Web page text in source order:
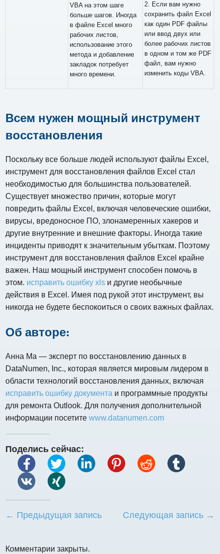
VBA на этом шаге
больше шагов. Иногда
в файле Excel много
рабочих листов,
использование этого
метода и добавление
закладок потребует
много времени.
2. Если вам нужно
сохранить файл Excel
как один PDF файлы
или ввод двух или
более рабочих листов
в одном и том же PDF
файл, вам нужно
изменить коды VBA.
Всем нужен мощный инструмент
восстановления
Поскольку все больше людей используют файлы Excel,
инструмент для восстановления файлов Excel стал
необходимостью для большинства пользователей.
Существует множество причин, которые могут
повредить файлы Excel, включая человеческие ошибки,
вирусы, вредоносное ПО, злонамеренных хакеров и
другие внутренние и внешние факторы. Иногда такие
инциденты приводят к значительным убыткам. Поэтому
инструмент для восстановления файлов Excel крайне
важен. Наш мощный инструмент способен помочь в
этом. исправить ошибку xls и другие необычные
действия в Excel. Имея под рукой этот инструмент, вы
никогда не будете беспокоиться о своих важных файлах.
Об авторе:
Анна Ма — эксперт по восстановлению данных в
DataNumen, Inc., которая является мировым лидером в
области технологий восстановления данных, включая
исправить ошибку документа и программные продукты
для ремонта Outlook. Для получения дополнительной
информации посетитеwww.datanumen.com
Поделись сейчас:
← Предыдущая запись Следующая запись →
Комментарии закрыты.